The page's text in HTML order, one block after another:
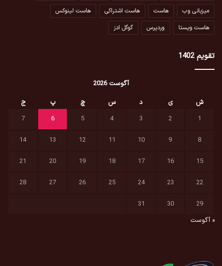
میزبانی وب
هاست هاست اشتراکی
هاست لینوکس
هاست ویستا
وردپرس گوگل ادز
تقویم 1402
آگوست 2026
ش
ی د س چ پ
ج
1
2
3
4
5
6
7
8
9
10
11
12
13
14
15
16
17
18
19
20
21
22
23
24
25
26
27
28
29
30
31
« آگوست